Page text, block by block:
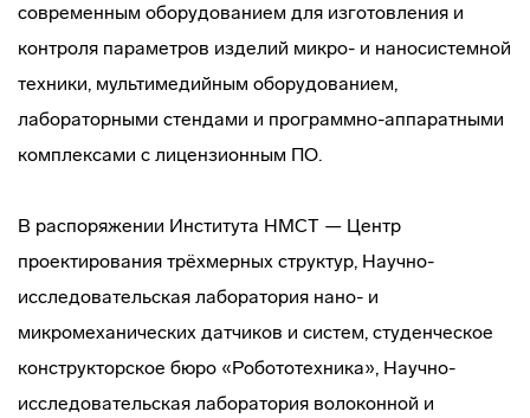
современным оборудованием для изготовления и
контроля параметров изделий микро- и наносистемной
техники, мультимедийным оборудованием,
лабораторными стендами и программно-аппаратными
комплексами с лицензионным ПО.
В распоряжении Института НМСТ — Центр
проектирования трёхмерных структур, Научно-
исследовательская лаборатория нано- и
микромеханических датчиков и систем, студенческое
конструкторское бюро «Робототехника», Научно-
исследовательская лаборатория волоконной и